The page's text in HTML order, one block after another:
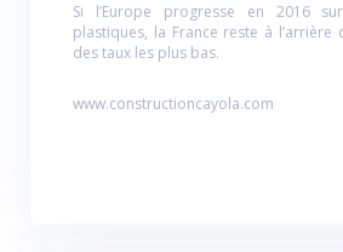
Si l’Europe progresse en 2016
plastiques, la France reste à l’arrière
des taux les plus bas.
www.constructioncayola.com